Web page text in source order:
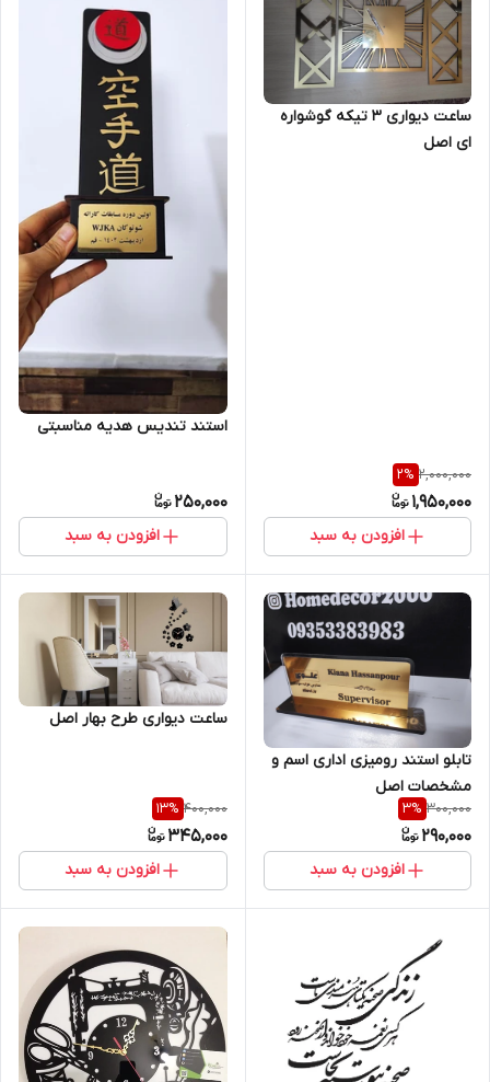
ساعت دیواری 3 تیکه گوشواره
ای اصل
2,000,000
2%
1,950,000
افزودن به سبد
استند تندیس هدیه مناسبتی
250,000
افزودن به سبد
تابلو استند رومیزی اداری اسم و
مشخصات اصل
300,000
3%
290,000
افزودن به سبد
ساعت دیواری طرح بهار اصل
400,000
13%
345,000
افزودن به سبد